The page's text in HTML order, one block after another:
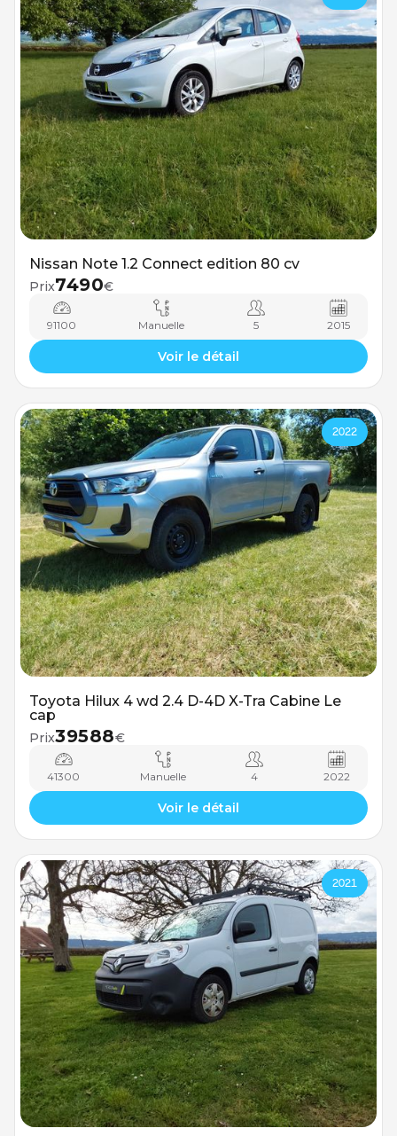
Nissan Note 1.2 Connect edition 80 cv
Prix7490€
91100 Manuelle 5 2015
Voir le détail
2022
Toyota Hilux 4 wd 2.4 D-4D X-Tra Cabine Le
cap
Prix39588€
41300 Manuelle 4 2022
Voir le détail
2021